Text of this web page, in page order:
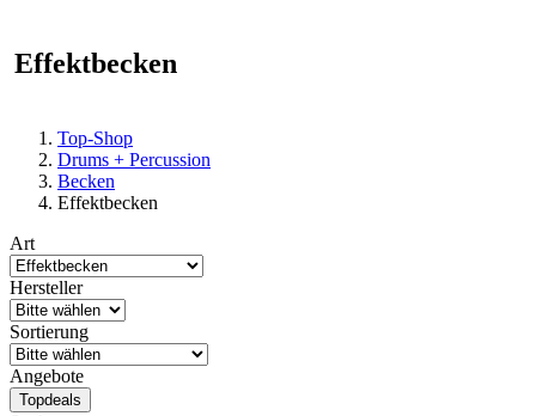
Effektbecken
Top-Shop
Drums + Percussion
Becken
Effektbecken
Art
Hersteller
Sortierung
Angebote
Topdeals